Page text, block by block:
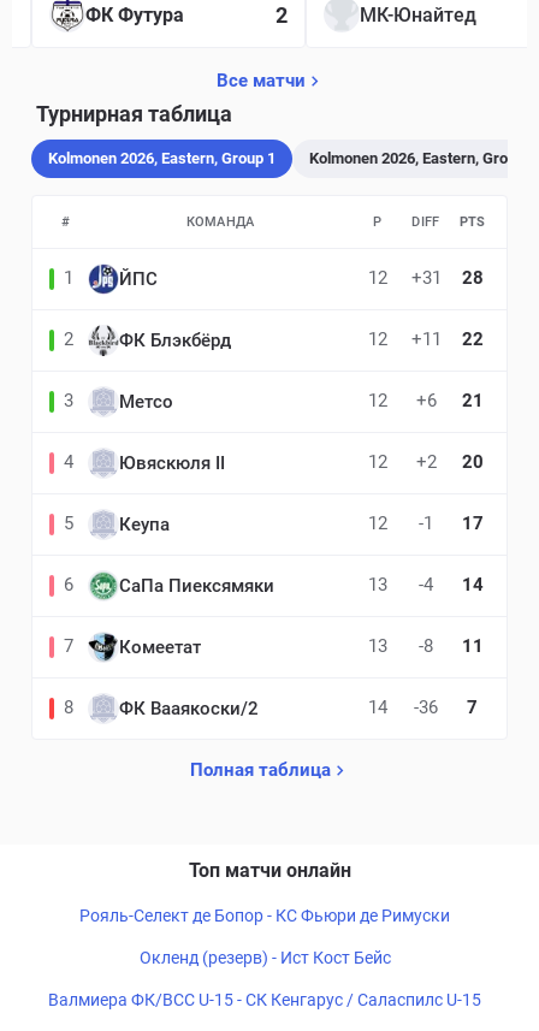
ФК Футура 2 МК-Юнайтед
Все матчи
Турнирная таблица
Kolmonen 2026, Eastern, Group 1 Kolmonen 2026, Eastern, Group 2
# КОМАНДА P DIFF PTS
1 ЙПС 12 +31 28
2 ФК Блэкбёрд 12 +11 22
3 Метсо 12 +6 21
4 Ювяскюля II 12 +2 20
5 Кеупа 12 -1 17
6 СаПа Пиексямяки 13 -4 14
7 Комеетат 13 -8 11
8 ФК Вааякоски/2 14 -36 7
Полная таблица
Топ матчи онлайн
Рояль-Селект де Бопор - КС Фьюри де Римуски
Окленд (резерв) - Ист Кост Бейс
Валмиера ФК/ВСС U-15 - СК Кенгарус / Саласпилс U-15